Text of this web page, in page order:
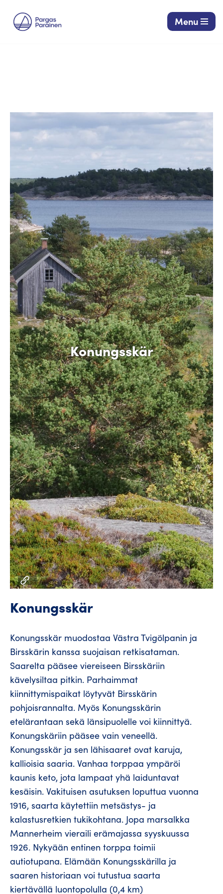
Siirry
Menu
Konungsskär
Konungsskär
Konungsskär muodostaa Västra Tvigölpanin ja
Birsskärin kanssa suojaisan retkisataman.
Saarelta pääsee viereiseen Birsskäriin
kävelysiltaa pitkin. Parhaimmat
kiinnittymispaikat löytyvät Birsskärin
pohjoisrannalta. Myös Konungsskärin
etelärantaan sekä länsipuolelle voi kiinnittyä.
Konungskäriin pääsee vain veneellä.
Konungsskär ja sen lähisaaret ovat karuja,
kallioisia saaria. Vanhaa torppaa ympäröi
kaunis keto, jota lampaat yhä laiduntavat
kesäisin. Vakituisen asutuksen loputtua vuonna
1916, saarta käytettiin metsästys- ja
kalastusretkien tukikohtana. Jopa marsalkka
Mannerheim vieraili erämajassa syyskuussa
1926. Nykyään entinen torppa toimii
autiotupana. Elämään Konungsskärilla ja
saaren historiaan voi tutustua saarta
kiertävällä luontopolulla (0,4 km)